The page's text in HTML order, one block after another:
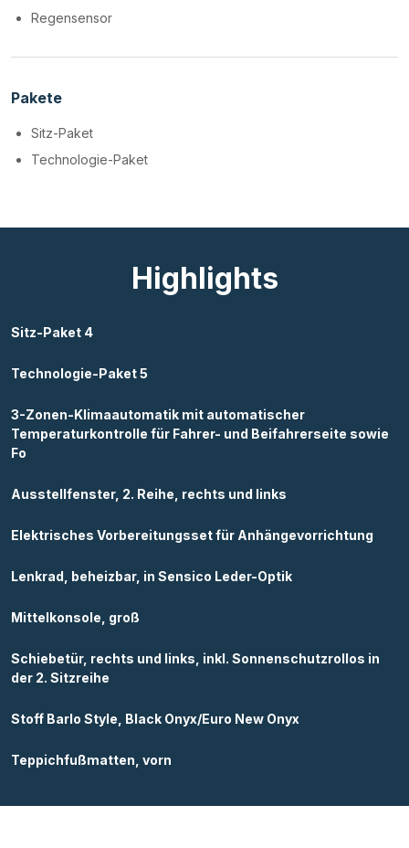
Regensensor
Pakete
Sitz-Paket
Technologie-Paket
Highlights
Sitz-Paket 4
Technologie-Paket 5
3-Zonen-Klimaautomatik mit automatischer
Temperaturkontrolle für Fahrer- und Beifahrerseite sowie
Fo
Ausstellfenster, 2. Reihe, rechts und links
Elektrisches Vorbereitungsset für Anhängevorrichtung
Lenkrad, beheizbar, in Sensico Leder-Optik
Mittelkonsole, groß
Schiebetür, rechts und links, inkl. Sonnenschutzrollos in
der 2. Sitzreihe
Stoff Barlo Style, Black Onyx/Euro New Onyx
Teppichfußmatten, vorn